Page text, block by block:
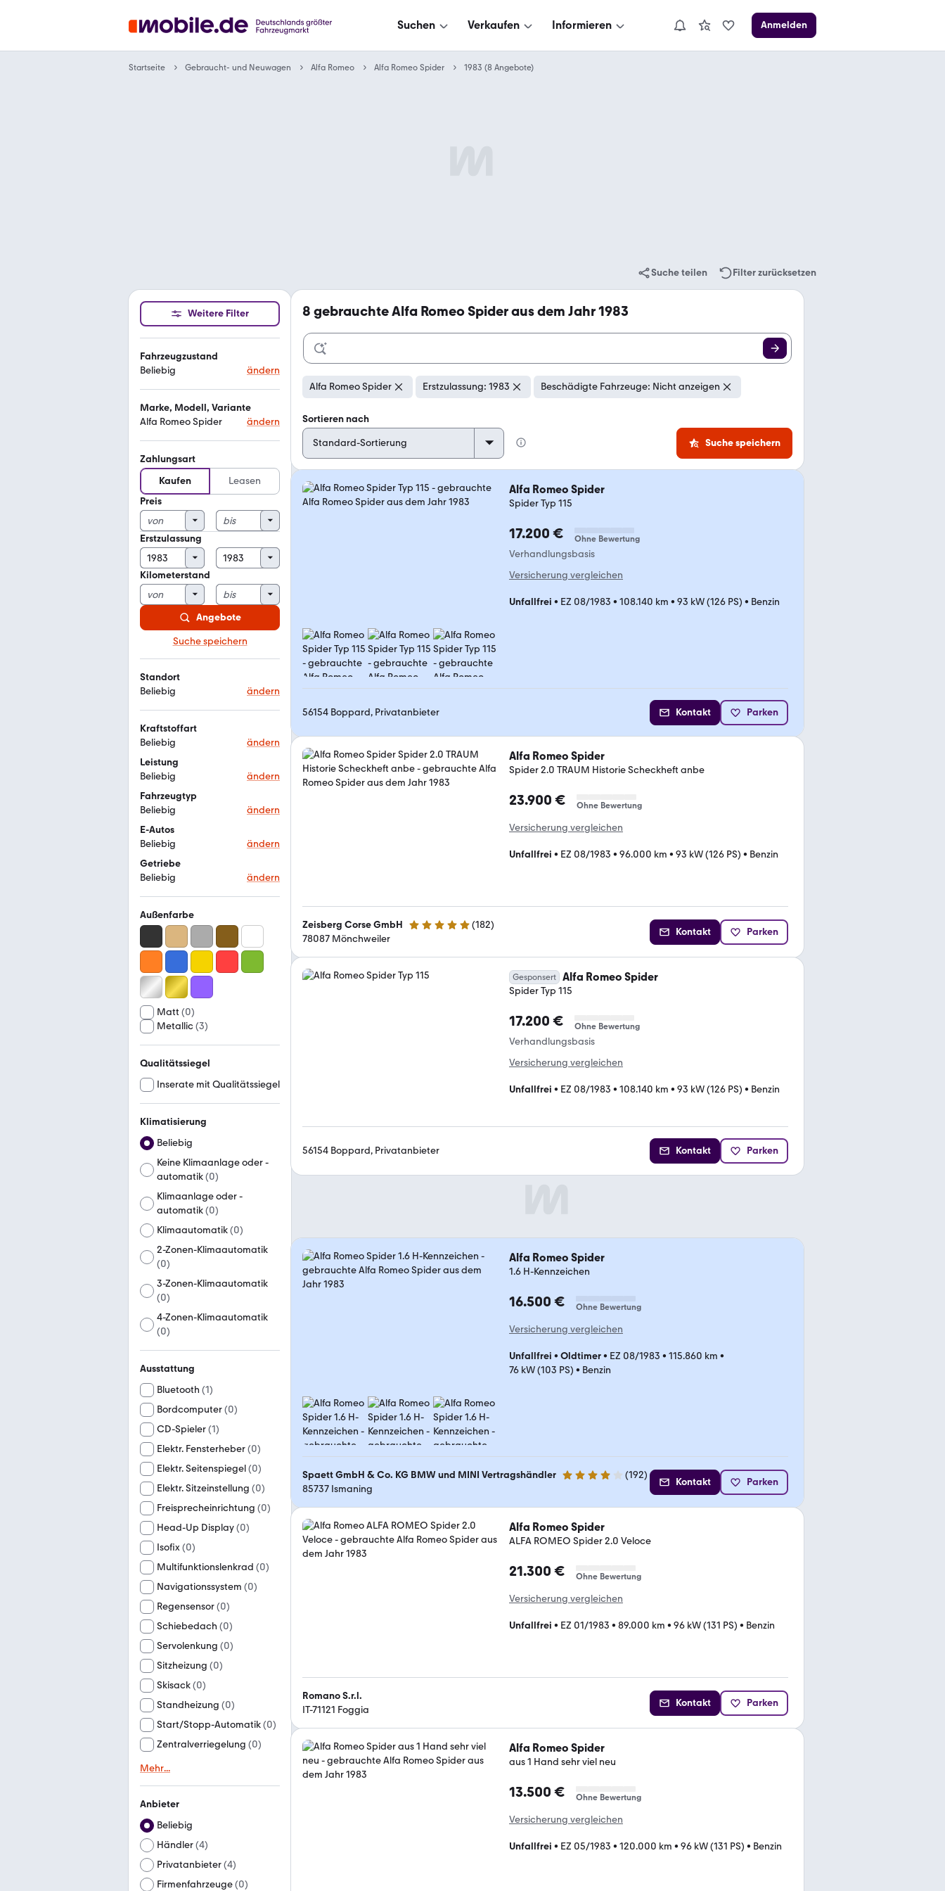
Suchen Verkaufen Informieren Anmelden
Startseite Gebraucht- und Neuwagen Alfa Romeo Alfa Romeo Spider 1983 (8 Angebote)
Suche teilen Filter zurücksetzen
Weitere Filter
Fahrzeugzustand
Beliebig
ändern
Marke, Modell, Variante
Alfa Romeo Spider
ändern
Zahlungsart
Kaufen
Leasen
Preis
Erstzulassung
Kilometerstand
Angebote
Suche speichern
Standort
Beliebig
ändern
Kraftstoffart
Beliebig
ändern
Leistung
Beliebig
ändern
Fahrzeugtyp
Beliebig
ändern
E-Autos
Beliebig
ändern
Getriebe
Beliebig
ändern
Außenfarbe
Matt (0)
Metallic(3)
Qualitätssiegel
Inserate mit Qualitätssiegel
Klimatisierung
Beliebig
Keine Klimaanlage oder -
automatik(0)
Klimaanlage oder -
automatik(0)
Klimaautomatik(0)
2-Zonen-Klimaautomatik
(0)
3-Zonen-Klimaautomatik
(0)
4-Zonen-Klimaautomatik
(0)
Ausstattung
Bluetooth (1)
Bordcomputer(0)
CD-Spieler(1)
Elektr. Fensterheber(0)
Elektr. Seitenspiegel(0)
Elektr. Sitzeinstellung (0)
Freisprecheinrichtung (0)
Head-Up Display(0)
Isofix(0)
Multifunktionslenkrad (0)
Navigationssystem (0)
Regensensor(0)
Schiebedach (0)
Servolenkung (0)
Sitzheizung (0)
Skisack(0)
Standheizung (0)
Start/Stopp-Automatik(0)
Zentralverriegelung (0)
Mehr...
Anbieter
Beliebig
Händler(4)
Privatanbieter(4)
Firmenfahrzeuge(0)
8 gebrauchte Alfa Romeo Spider aus dem Jahr 1983
Alfa Romeo Spider Erstzulassung: 1983 Beschädigte Fahrzeuge: Nicht anzeigen
Sortieren nach
Suche speichern
Alfa Romeo Spider
Spider Typ 115
17.200 € Ohne Bewertung
Verhandlungsbasis
Versicherung vergleichen
Unfallfrei • EZ 08/1983 • 108.140 km • 93 kW (126 PS) • Benzin
56154 Boppard, Privatanbieter Kontakt Parken
Alfa Romeo Spider
Spider 2.0 TRAUM Historie Scheckheft anbe
23.900 € Ohne Bewertung
Versicherung vergleichen
Unfallfrei • EZ 08/1983 • 96.000 km • 93 kW (126 PS) • Benzin
Zeisberg Corse GmbH 5 Sterne (182)
78087 Mönchweiler
Kontakt Parken
Gesponsert Alfa Romeo Spider
Spider Typ 115
17.200 € Ohne Bewertung
Verhandlungsbasis
Versicherung vergleichen
Unfallfrei • EZ 08/1983 • 108.140 km • 93 kW (126 PS) • Benzin
56154 Boppard, Privatanbieter Kontakt Parken
Alfa Romeo Spider
1.6 H-Kennzeichen
16.500 € Ohne Bewertung
Versicherung vergleichen
Unfallfrei • Oldtimer• EZ 08/1983 • 115.860 km •
76 kW (103 PS) • Benzin
Spaett GmbH & Co. KG BMW und MINI Vertragshändler 4.2 Sterne (192)
85737 Ismaning
Kontakt Parken
Alfa Romeo Spider
ALFA ROMEO Spider 2.0 Veloce
21.300 € Ohne Bewertung
Versicherung vergleichen
Unfallfrei • EZ 01/1983 • 89.000 km • 96 kW (131 PS) • Benzin
Romano S.r.l.
IT-71121 Foggia
Kontakt Parken
Alfa Romeo Spider
aus 1 Hand sehr viel neu
13.500 € Ohne Bewertung
Versicherung vergleichen
Unfallfrei • EZ 05/1983 • 120.000 km • 96 kW (131 PS) • Benzin